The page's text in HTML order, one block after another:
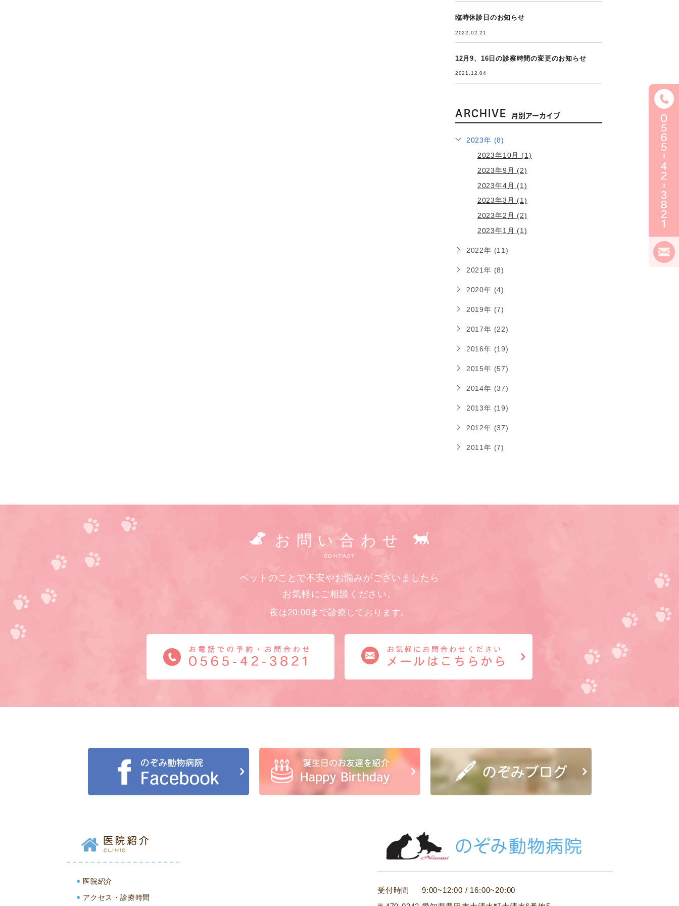
臨時休診日のお知らせ
2022.02.21
12月9、16日の診察時間の変更のお知らせ
2021.12.04
ARCHIVE 月別アーカイブ
2023年 (8)
2023年10月 (1)
2023年9月 (2)
2023年4月 (1)
2023年3月 (1)
2023年2月 (2)
2023年1月 (1)
2022年 (11)
2021年 (8)
2020年 (4)
2019年 (7)
2017年 (22)
2016年 (19)
2015年 (57)
2014年 (37)
2013年 (19)
2012年 (37)
2011年 (7)
お問い合わせ
CONTACT
ペットのことで不安やお悩みがございましたら
お気軽にご相談ください。
夜は20:00まで診療しております。
医院紹介
アクセス・診療時間
受付時間
9:00~12:00 / 16:00~20:00